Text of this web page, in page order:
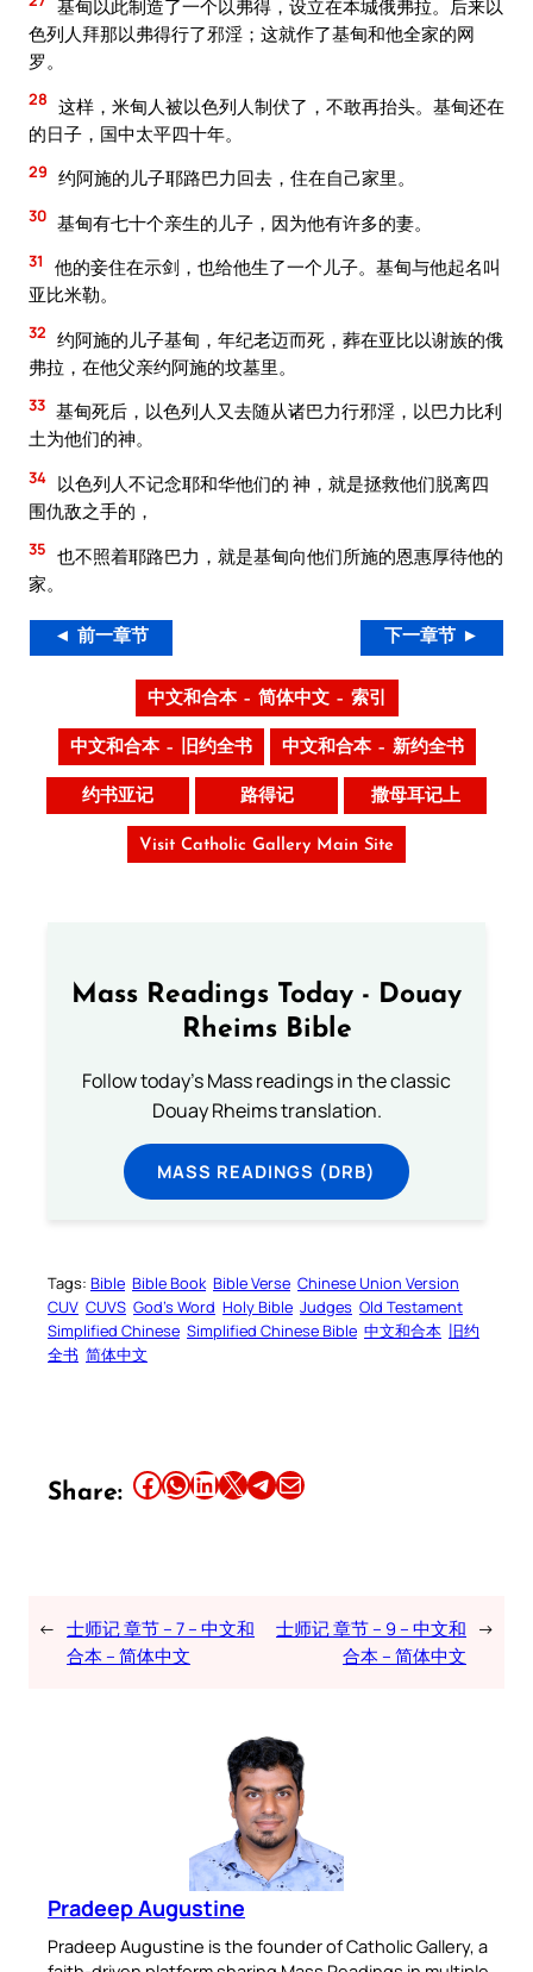
基甸以此制造了一个以弗得，设立在本城俄弗拉。后来以
色列人拜那以弗得行了邪淫；这就作了基甸和他全家的网
罗。
28 这样，米甸人被以色列人制伏了，不敢再抬头。基甸还在
的日子，国中太平四十年。
29 约阿施的儿子耶路巴力回去，住在自己家里。
30 基甸有七十个亲生的儿子，因为他有许多的妻。
31
他的妾住在示剑，也给他生了一个儿子。基甸与他起名叫
亚比米勒。
32 约阿施的儿子基甸，年纪老迈而死，葬在亚比以谢族的俄
弗拉，在他父亲约阿施的坟墓里。
33 基甸死后，以色列人又去随从诸巴力行邪淫，以巴力比利
土为他们的神。
34 以色列人不记念耶和华他们的 神，就是拯救他们脱离四
围仇敌之手的，
35 也不照着耶路巴力，就是基甸向他们所施的恩惠厚待他的
家。
◄ 前一章节 下一章节 ►
中文和合本 – 简体中文 – 索引
中文和合本 – 旧约全书 中文和合本 – 新约全书
约书亚记 路得记 撒母耳记上
Visit Catholic Gallery Main Site
Mass Readings Today - Douay
Rheims Bible
Follow today's Mass readings in the classic
Douay Rheims translation.
MASS READINGS (DRB)
Tags: Bible Bible Book Bible Verse Chinese Union Version
CUV CUVS God’s Word Holy Bible Judges Old Testament
Simplified Chinese Simplified Chinese Bible 中文和合本 旧约
全书 简体中文
Share: Share this article on Facebook Share this article on WhatsApp Share this article on LinkedIn Share this article on X Share this article on TelegramEmail this Article
← 士师记 章节 – 7 – 中文和
合本 – 简体中文
士师记 章节 – 9 – 中文和
合本 – 简体中文
→
Pradeep Augustine
Pradeep Augustine is the founder of Catholic Gallery, a